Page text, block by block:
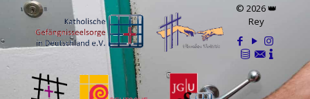
© 2026 👑
Rey